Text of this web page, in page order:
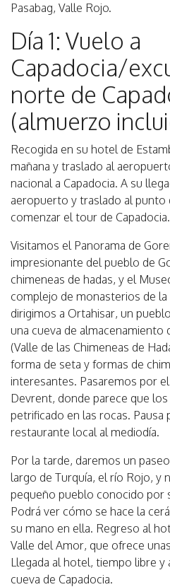
Pasabag, Valle Rojo.
Día 1: Vuelo a
Capadocia/
norte de
(almuerzo
Recogida en su hotel de
mañana y traslado al
nacional a Capadocia. A su
aeropuerto y traslado al punto
comenzar el tour de Capadocia.
Visitamos el Panorama de
impresionante del pueblo de
chimeneas de hadas, y el
complejo de monasterios de
dirigimos a Ortahisar, un
una cueva de almacenamiento
(Valle de las Chimeneas de
forma de seta y formas de
interesantes. Pasaremos por
Devrent, donde parece que los
petrificado en las rocas. Pausa
restaurante local al mediodía.
Por la tarde, daremos un
largo de Turquía, el río Rojo, y
pequeño pueblo conocido por
Podrá ver cómo se hace la
su mano en ella. Regreso al
Valle del Amor, que ofrece
Llegada al hotel, tiempo libre
cueva de Capadocia.